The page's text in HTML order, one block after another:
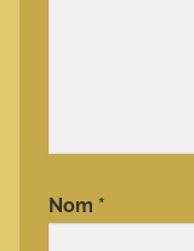
Nom *